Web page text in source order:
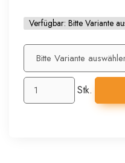
Verfügbar: Bitte Variante
Stk.